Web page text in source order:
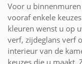
Voor u
vooraf enkele
kleuren wenst u op
verf, zijdeglans verf
interieur van de
keuzes die u maakt.